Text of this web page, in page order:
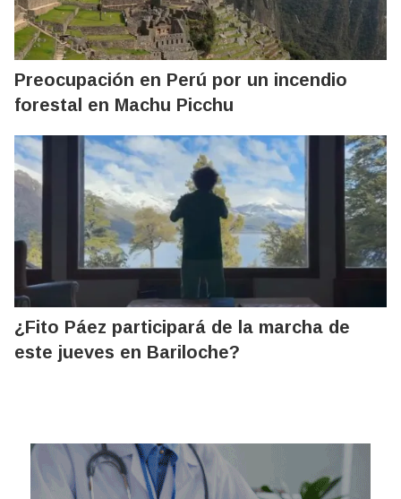
Preocupación en Perú por un incendio
forestal en Machu Picchu
¿Fito Páez participará de la marcha de
este jueves en Bariloche?